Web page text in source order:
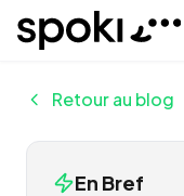
Spoki
Retour au blog
En Bref